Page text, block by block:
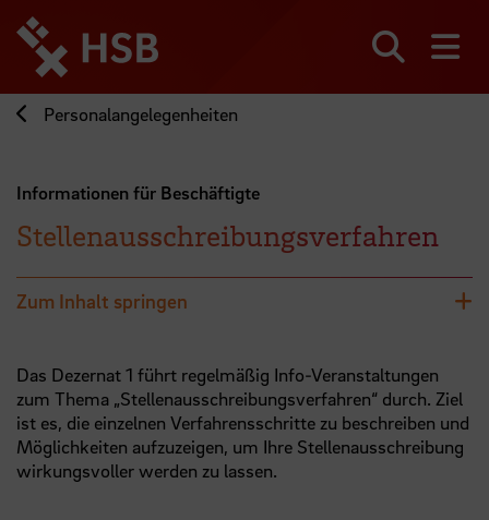
zum
Seiteninhalt
springen
Personalangelegenheiten
Informationen für Beschäftigte
Stellenausschreibungsverfahren
Zum Inhalt springen
Das Dezernat 1 führt regelmäßig Info-Veranstaltungen
zum Thema „Stellenausschreibungsverfahren“ durch. Ziel
ist es, die einzelnen Verfahrensschritte zu beschreiben und
Möglichkeiten aufzuzeigen, um Ihre Stellenausschreibung
wirkungsvoller werden zu lassen.